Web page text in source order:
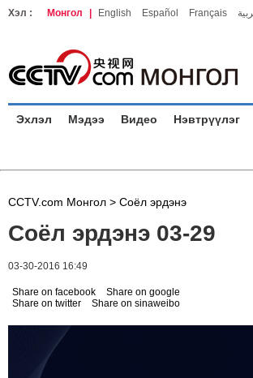
Хэл : Монгол English Español Français
Эхлэл Мэдээ Видео Нэвтрүүлэг
CCTV.com Монгол > Соёл эрдэнэ
Соёл эрдэнэ 03-29
03-30-2016 16:49
Share on facebook
Share on google
Share on twitter
Share on sinaweibo